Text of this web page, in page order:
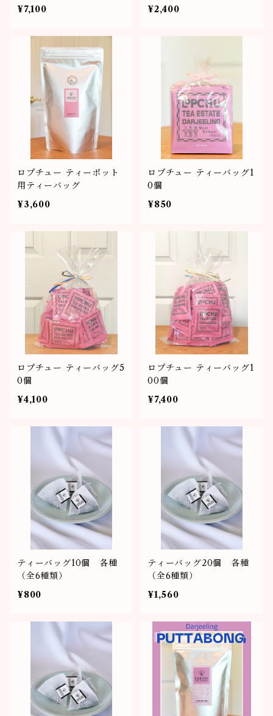
¥7,100 ¥2,400
ロプチュー ティーポット
用ティーバッグ
¥3,600
ロプチュー ティーバッグ1
0個
¥850
ロプチュー ティーバッグ5
0個
¥4,100
ロプチュー ティーバッグ1
00個
¥7,400
ティーバッグ10個 各種
（全6種類）
¥800
ティーバッグ20個 各種
（全6種類）
¥1,560